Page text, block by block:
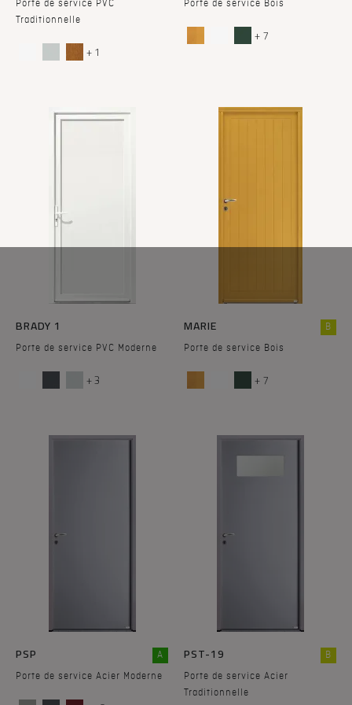
Porte de service PVC
Traditionnelle
+ 1
Porte de service Bois
+ 7
BRADY 1
Porte de service PVC Moderne
+ 3
MARIE
Porte de service Bois
B
+ 7
PSP
Porte de service Acier Moderne
A PST-19
Porte de service Acier
Traditionnelle
B